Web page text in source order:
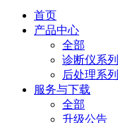
首页
产品中心
全部
诊断仪系列
后处理系列
服务与下载
全部
升级公告